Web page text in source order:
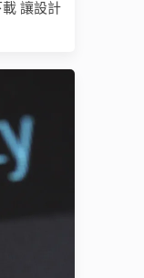
載 讓設計